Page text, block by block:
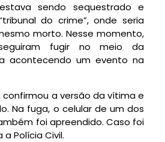
sendo sequestrado e
do crime”, onde seria
morto. Nesse momento,
fugir no meio da
acontecendo um evento na
confirmou a versão da vítima e
Na fuga, o celular de um dos
foi apreendido. Caso foi
Polícia Civil.